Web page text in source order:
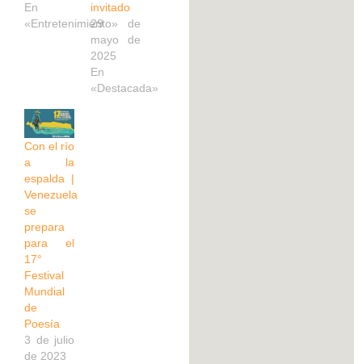
En
«Entretenimiento»
invitado
29 de
mayo de
2025
En
«Destacada»
Con el río
a la
espalda |
Venezuela
se
prepara
para el
17°
Festival
Mundial
de
Poesía
3 de julio
de 2023